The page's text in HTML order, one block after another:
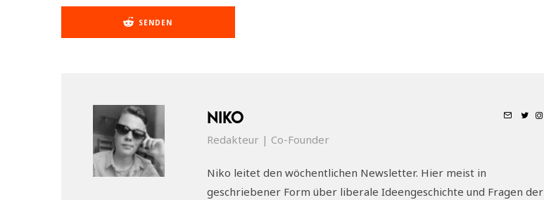
SENDEN
Niko
Redakteur | Co-Founder
Niko leitet den wöchentlichen Newsletter. Hier meist in
geschriebener Form über liberale Ideengeschichte und Fragen der